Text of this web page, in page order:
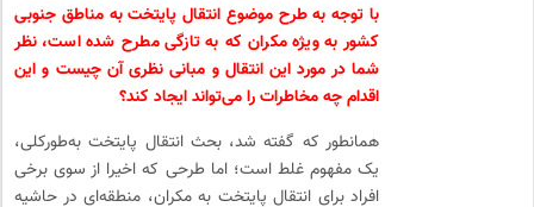
با توجه به طرح موضوع انتقال پایتخت به مناطق جنوبی
کشور به ویژه مکران که به تازگی مطرح شده است، نظر
شما در مورد این انتقال و مبانی نظری آن چیست و این
اقدام چه مخاطرات را می‌تواند ایجاد کند؟
همانطور که گفته شد، بحث انتقال پایتخت به‌طورکلی،
یک مفهوم غلط است؛ اما طرحی که اخیرا از سوی برخی
افراد برای انتقال پایتخت به مکران، منطقه‌ای در حاشیه